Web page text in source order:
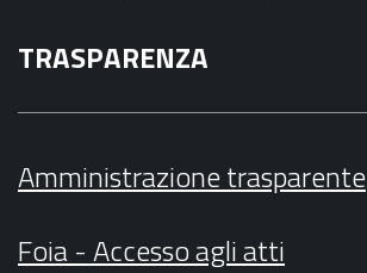
TRASPARENZA
Amministrazione trasparente
Foia - Accesso agli atti